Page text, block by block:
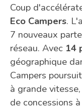
Coup
Eco Campers.
7 nouveaux
réseau. Avec 14
géographique
Campers
à grande
de concessions